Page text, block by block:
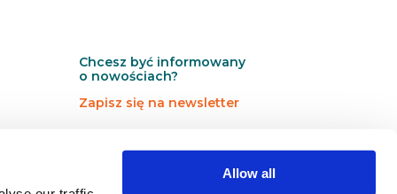
Allow all
Chcesz być informowany
o nowościach?
Zapisz się na newsletter
Newsletter